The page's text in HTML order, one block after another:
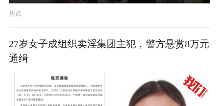
热点
27岁女子成组织卖淫集团主犯，警方悬赏8万元
通缉